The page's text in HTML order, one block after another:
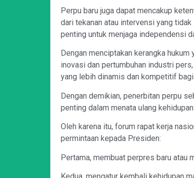
Perpu baru juga dapat mencakup
dari tekanan atau intervensi yang
penting untuk menjaga independensi
Dengan menciptakan kerangka
inovasi dan pertumbuhan industri
yang lebih dinamis dan kompetitif
Dengan demikian, penerbitan perpu
penting dalam menata ulang
Oleh karena itu, forum rapat kerja
permintaan kepada Presiden:
Pertama, membuat perpres baru atau